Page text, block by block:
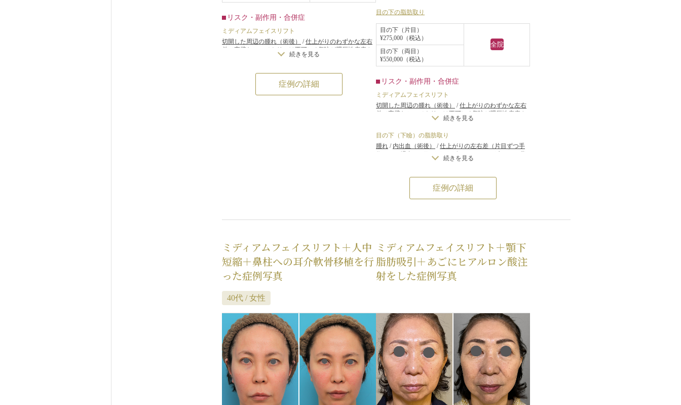
リスク・副作用・合併症
ミディアムフェイスリフト
切開した周辺の腫れ（術後）
/仕上がりのわずかな左右
差（完璧なシンメトリーは不可） / 傷跡が肥厚性瘢痕や
ケロイドになる可能性
感覚が鈍くなる可能性
続きを見る
症例の詳細
手術後は、目の下の脂肪の膨らみは改善
し、頬～フェイスライン～顎下のたるみも
すっきりしたため、全体的に美しくなりま
目の下の脂肪取り
目の下（片目）
¥275,000（税込）
全院
目の下（両目）
¥550,000（税込）
リスク・副作用・合併症
ミディアムフェイスリフト
切開した周辺の腫れ（術後）
/仕上がりのわずかな左右
差（完璧なシンメトリーは不可） / 傷跡が肥厚性瘢痕や
ケロイドになる可能性
感覚が鈍くなる可能性
続きを見る
目の下（下瞼）の脂肪取り
腫れ / 内出血（術後） /仕上がりの左右差（片目ずつ手
術をする場合）
目の下（下瞼）にくぼみが生じる（脂
肪を取り過ぎた場合）
仕上がりのわずかな左右差（完
が膨らむ可能性/脂肪を除去した部分の皮膚に小じわが
続きを見る
症例の詳細
ミディアムフェイスリフト＋人中
短縮＋鼻柱への耳介軟骨移植を行
った症例写真
40代 / 女性
ミディアムフェイスリフト＋顎下
脂肪吸引＋あごにヒアルロン酸注
射をした症例写真